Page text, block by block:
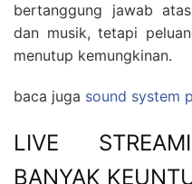
bertanggung jawab
dan musik, tetapi
menutup kemungkinan.
baca juga sound system
LIVE
BANYAK